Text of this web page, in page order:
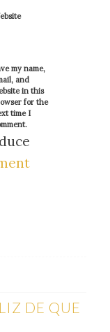
my name,
and
in this
for the
time I
DE QUE